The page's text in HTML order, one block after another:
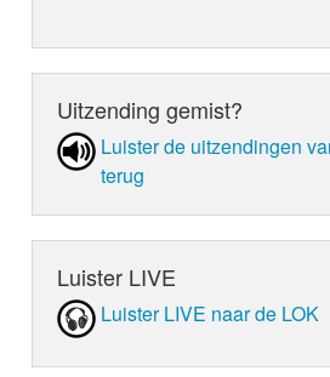
Uitzending gemist?
Luister de uit­zen­din­gen
terug
Luister LIVE
Luister LIVE naar de LOK